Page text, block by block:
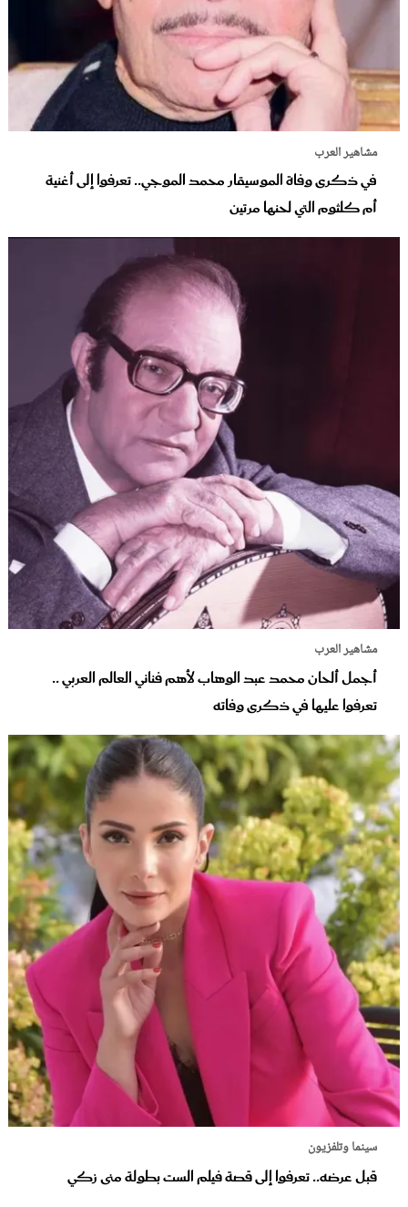
مشاهير العرب
في ذكرى وفاة الموسيقار محمد الموجي.. تعرفوا إلى أغنية
أم كلثوم التي لحنها مرتين
مشاهير العرب
أجمل ألحان محمد عبد الوهاب لأهم فناني العالم العربي ..
تعرفوا عليها في ذكرى وفاته
سينما وتلفزيون
قبل عرضه.. تعرفوا إلى قصة فيلم الست بطولة منى زكي